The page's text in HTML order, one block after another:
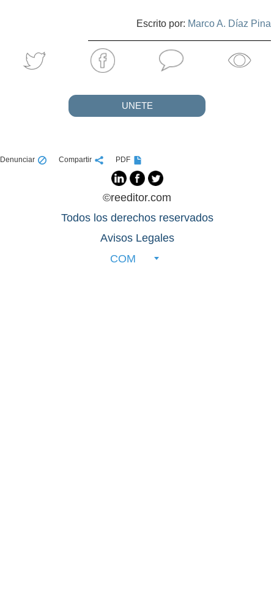
Escrito por: Marco A. Díaz Pina
UNETE
Denunciar Compartir PDF
©reeditor.com
Todos los derechos reservados
Avisos Legales